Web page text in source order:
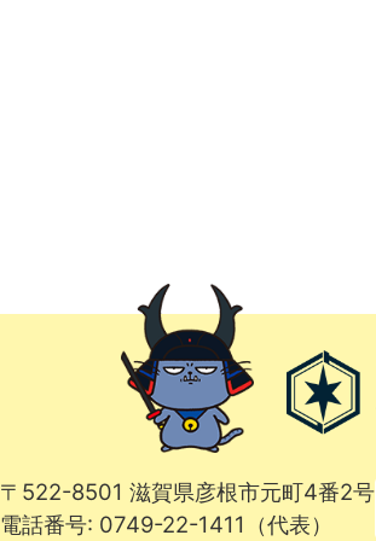
〒522-8501 滋賀県彦根市元町4番2号
電話番号: 0749-22-1411（代表）